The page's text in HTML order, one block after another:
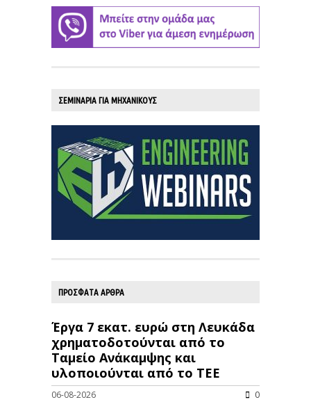
ΣΕΜΙΝΑΡΙΑ ΓΙΑ ΜΗΧΑΝΙΚΟΥΣ
ΠΡΟΣΦΑΤΑ ΑΡΘΡΑ
Έργα 7 εκατ. ευρώ στη Λευκάδα
χρηματοδοτούνται από το
Ταμείο Ανάκαμψης και
υλοποιούνται από το ΤΕΕ
06-08-2026 0